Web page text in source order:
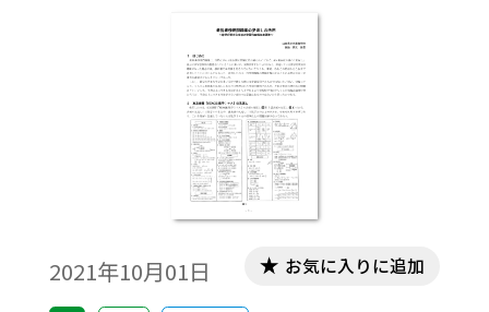
さ」として扱う導入を考えてみた。※文中
の数式は、「Tosho数式エディタ」で作成さ
れています。ワード文書で数式を正しく表示
するためには、「Tosho数式エディタ」が導
入されていることが必要です。会員向け無償
ダウンロードはこちら
2021年10月01日 お気に入りに追加